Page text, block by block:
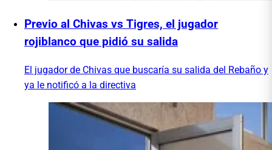
Previo al Chivas vs Tigres, el jugador
rojiblanco que pidió su salida
El jugador de Chivas que buscaría su salida del Rebaño y
ya le notificó a la directiva